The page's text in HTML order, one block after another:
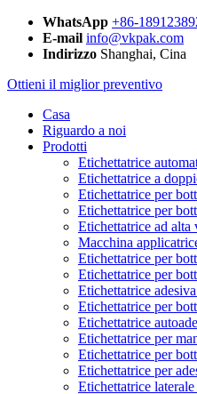
WhatsApp +86-
E-mail info@vkpak.com
Indirizzo Shanghai, Cina
Ottieni il miglior preventivo
Casa
Riguardo a noi
Prodotti
Etichettatrice
Etichettatrice a
Etichettatrice per
Etichettatrice per
Etichettatrice ad alta
Macchina
Etichettatrice per
Etichettatrice per
Etichettatrice
Etichettatrice per
Etichettatrice
Etichettatrice per
Etichettatrice per
Etichettatrice per
Etichettatrice